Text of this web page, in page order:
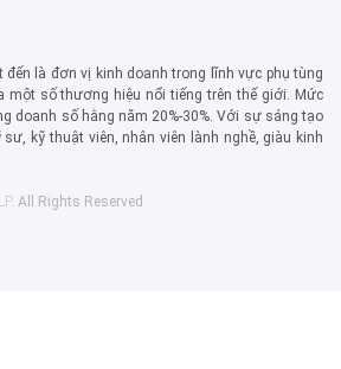
đến là đơn vị kinh doanh trong lĩnh vực phụ tùng
một số thương hiệu nổi tiếng trên thế giới. Mức
doanh số hằng năm 20%-30%. Với sự sáng tạo
kỹ thuật viên, nhân viên lành nghề, giàu kinh
. All Rights Reserved